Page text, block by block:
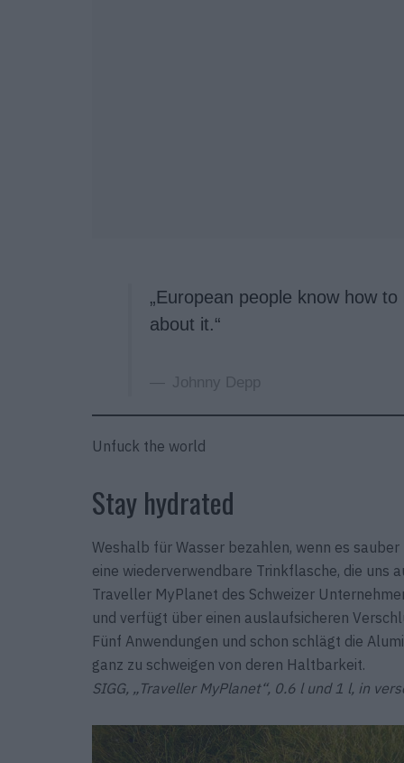
„European people know how to
about it.“
Johnny Depp
Unfuck the world
Stay hydrated
Weshalb für Wasser bezahlen, wenn es
eine wiederverwendbare Trinkflasche, die uns
Traveller MyPlanet des Schweizer
und verfügt über einen auslaufsicheren
Fünf Anwendungen und schon schlägt die
ganz zu schweigen von deren Haltbarkeit.
SIGG, „Traveller MyPlanet“, 0.6 l und 1 l, in